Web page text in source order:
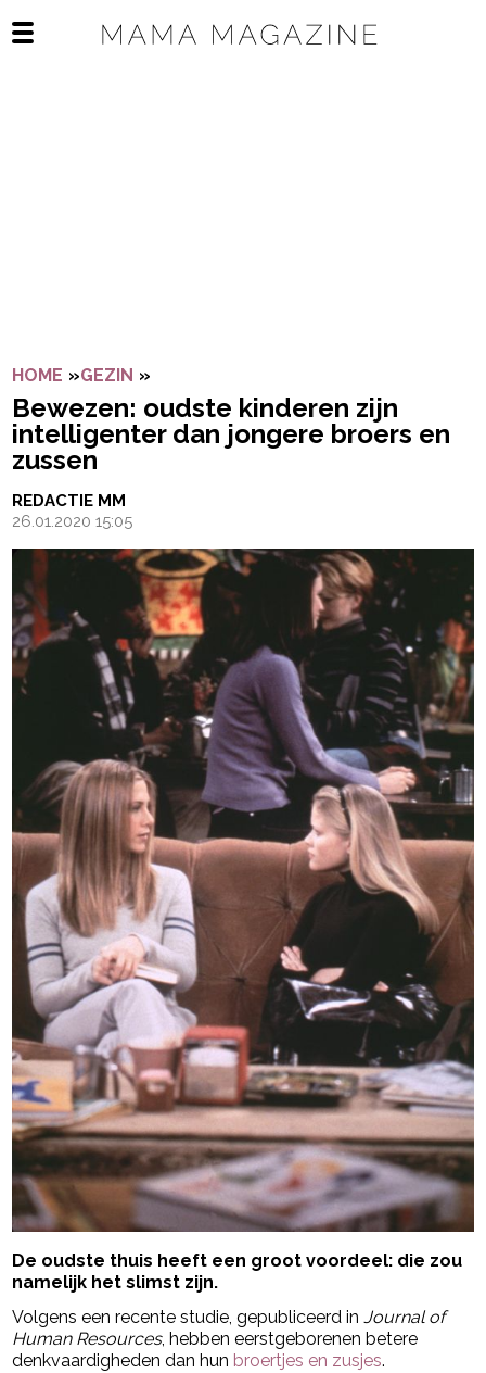
Open het mobiele menu
HOME »GEZIN »
Bewezen: oudste kinderen zijn
intelligenter dan jongere broers en
zussen
REDACTIE MM
26.01.2020 15:05
De oudste thuis heeft een groot voordeel: die zou
namelijk het slimst zijn.
Volgens een recente studie, gepubliceerd inJournal of
Human Resources, hebben eerstgeborenen betere
denkvaardigheden dan hun broertjes en zusjes.